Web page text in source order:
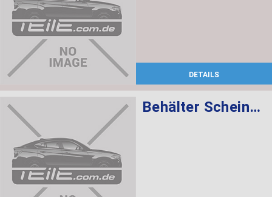
DETAILS
Behälter Scheinwerferwaschanlage